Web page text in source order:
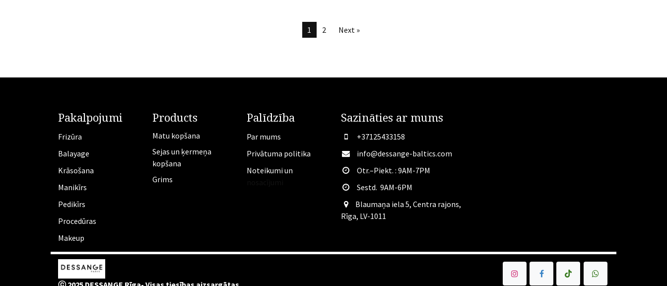
1 2 Next »
Pakalpojumi
Frizūra
​Balayage
Krāsošana
Manikīrs
​Pedikīrs
Procedūras
Makeup
Products
Matu kopšana
Sejas un ķermeņa
kopšana
Grims
Palīdzība
Par mums
Privātuma politika
Noteikumi un
Sazināties ar mums
+37125433158
info@dessange-baltics.com
Otr.–Piekt. : 9AM-7PM
Sestd. 9AM-6PM
​Blaumaņa iela 5, Centra rajons,
Rīga, LV-1011